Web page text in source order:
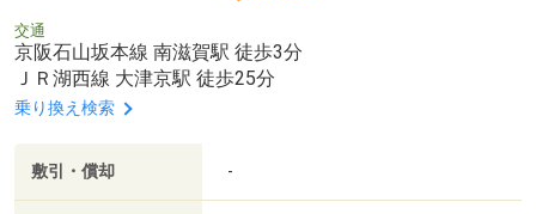
交通
京阪石山坂本線 南滋賀駅 徒歩3分
ＪＲ湖西線 大津京駅 徒歩25分
乗り換え検索
敷引・償却 -